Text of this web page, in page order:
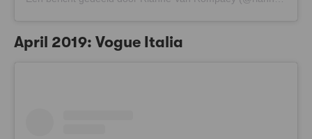
April 2019: Vogue Italia